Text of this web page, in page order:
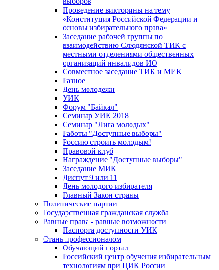
Проведение викторины на тему
«Конституция Российской Федерации и
основы избирательного права»
Заседание рабочей группы по
взаимодействию Слюдянской ТИК с
местными отделениями общественных
организаций инвалидов ИО
Совместное заседание ТИК и МИК
Разное
День молодежи
УИК
Форум "Байкал"
Семинар УИК 2018
Семинар "Лига молодых"
Работы "Доступные выборы"
Россию строить молодым!
Правовой клуб
Награждение "Доступные выборы"
Заседание МИК
Диспут 9 или 11
День молодого избирателя
Главный Закон страны
Политические партии
Государственная гражданская служба
Равные права - равные возможности
Паспорта доступности УИК
Стань профессионалом
Обучающий портал
Российский центр обучения избирательным
технологиям при ЦИК России